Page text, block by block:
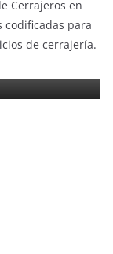
Cerrajeros en
codificadas para
de cerrajería.
Y TV
todos los